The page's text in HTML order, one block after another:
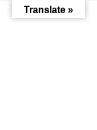
Translate »